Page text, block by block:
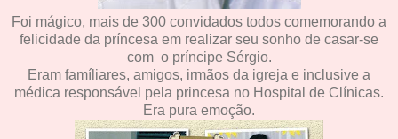
Foi mágico, mais de 300 convidados todos comemorando a
felicidade da príncesa em realizar seu sonho de casar-se
com o príncipe Sérgio.
Eram famíliares, amigos, irmãos da igreja e inclusive a
médica responsável pela princesa no Hospital de Clínicas.
Era pura emoção.